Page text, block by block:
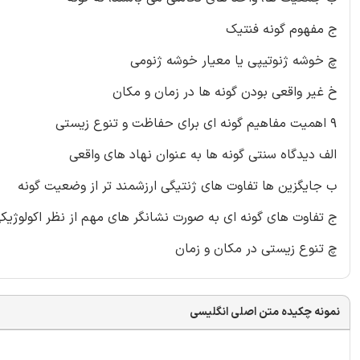
ج مفهوم گونه فنتیک
چ خوشه ژنوتیپی یا معیار خوشه ژنومی
خ غیر واقعی بودن گونه ها در زمان و مکان
۹ اهمیت مفاهیم گونه ای برای حفاظت و تنوع زیستی
الف دیدگاه سنتی گونه ها به عنوان نهاد های واقعی
ب جایگزین ها تفاوت های ژنتیگی ارزشمند تر از وضعیت گونه
ج تفاوت های گونه ای به صورت نشانگر های مهم از نظر
چ تنوع زیستی در مکان و زمان
نمونه چکیده متن اصلی انگلیسی